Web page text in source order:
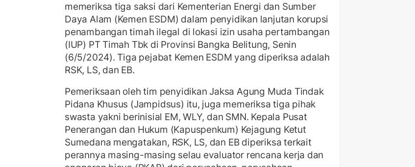
memeriksa tiga saksi dari Kementerian Energi dan Sumber
Daya Alam (Kemen ESDM) dalam penyidikan lanjutan korupsi
penambangan timah ilegal di lokasi izin usaha pertambangan
(IUP) PT Timah Tbk di Provinsi Bangka Belitung, Senin
(6/5/2024). Tiga pejabat Kemen ESDM yang diperiksa adalah
RSK, LS, dan EB.
Pemeriksaan oleh tim penyidikan Jaksa Agung Muda Tindak
Pidana Khusus (Jampidsus) itu, juga memeriksa tiga pihak
swasta yakni berinisial EM, WLY, dan SMN. Kepala Pusat
Penerangan dan Hukum (Kapuspenkum) Kejagung Ketut
Sumedana mengatakan, RSK, LS, dan EB diperiksa terkait
perannya masing-masing selau evaluator rencana kerja dan